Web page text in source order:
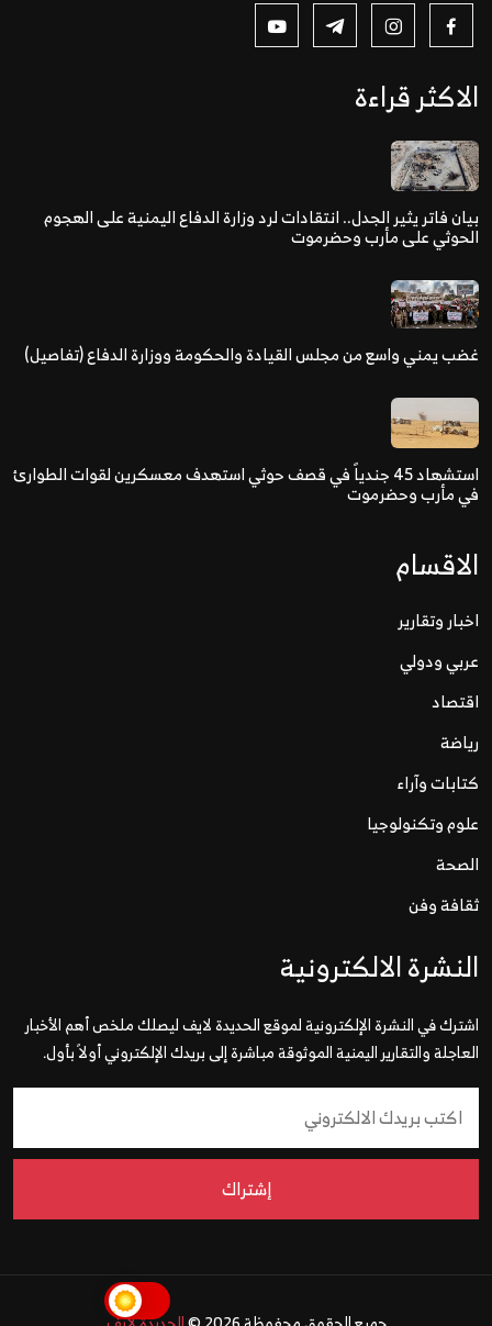
الاكثر قراءة
بيان فاتر يثير الجدل.. انتقادات لرد وزارة الدفاع اليمنية على الهجوم
الحوثي على مأرب وحضرموت
غضب يمني واسع من مجلس القيادة والحكومة ووزارة الدفاع (تفاصيل)
استشهاد 45 جندياً في قصف حوثي استهدف معسكرين لقوات الطوارئ
في مأرب وحضرموت
الاقسام
اخبار وتقارير
عربي ودولي
اقتصاد
رياضة
كتابات وآراء
علوم وتكنولوجيا
الصحة
ثقافة وفن
النشرة الالكترونية
اشترك في النشرة الإلكترونية لموقع الحديدة لايف ليصلك ملخص أهم الأخبار
العاجلة والتقارير اليمنية الموثوقة مباشرة إلى بريدك الإلكتروني أولاً بأول.
إشتراك